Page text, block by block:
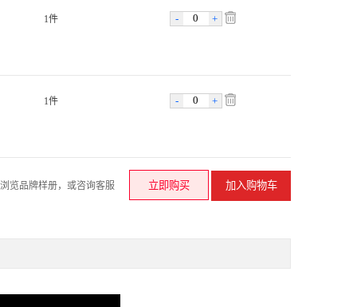
1件 - +
1件 - +
览品牌样册，或咨询客服